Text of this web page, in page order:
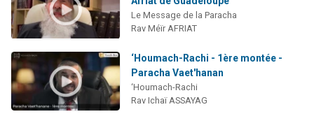
Le Message de la Paracha
Rav Méïr AFRIAT
‘Houmach-Rachi - 1ère montée -
Paracha Vaet'hanan
‘Houmach-Rachi
Rav Ichaï ASSAYAG